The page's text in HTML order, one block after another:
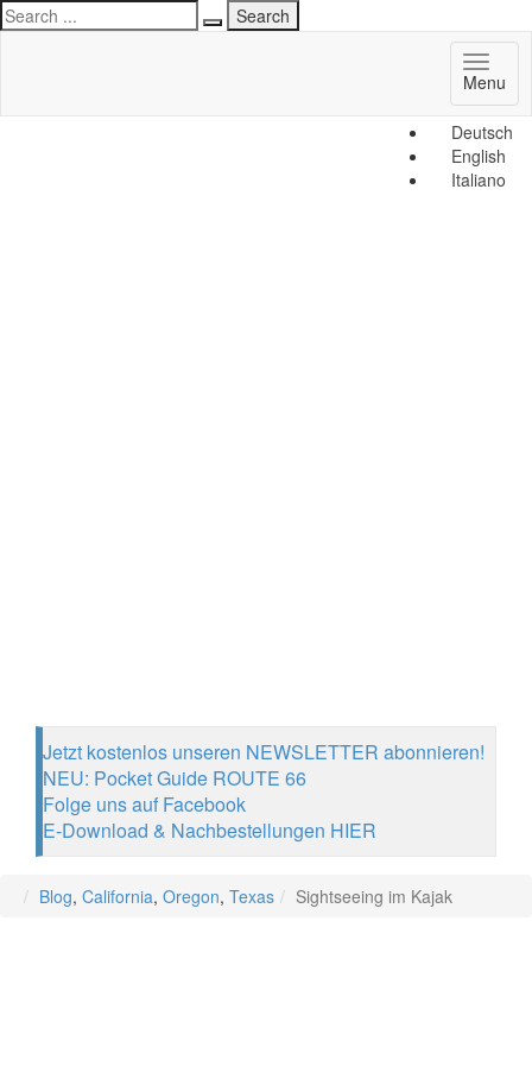
Deutsch
English
Italiano
Menu
Jetzt kostenlos unseren NEWSLETTER abonnieren!
NEU: Pocket Guide ROUTE 66
Folge uns auf Facebook
E-Download & Nachbestellungen HIER
Blog, California, Oregon, Texas Sightseeing im Kajak